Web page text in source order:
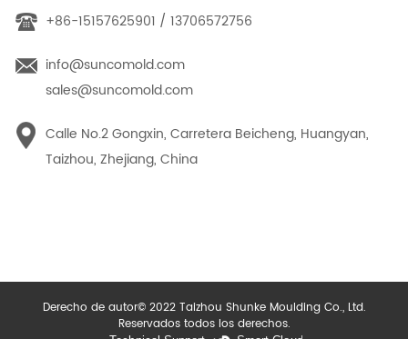
+86-15157625901 / 13706572756
info@suncomold.com
sales@suncomold.com
Calle No.2 Gongxin, Carretera Beicheng, Huangyan,
Taizhou, Zhejiang, China
Derecho de autor© 2022 Taizhou Shunke Moulding Co., Ltd.
Reservados todos los derechos.